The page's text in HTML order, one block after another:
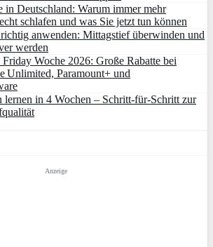
in Deutschland: Warum immer mehr
schlafen und was Sie jetzt tun können
anwenden: Mittagstief überwinden und
werden
Woche 2026: Große Rabatte bei
Unlimited, Paramount+ und
lernen in 4 Wochen – Schritt‑für‑Schritt zur
Anzeige